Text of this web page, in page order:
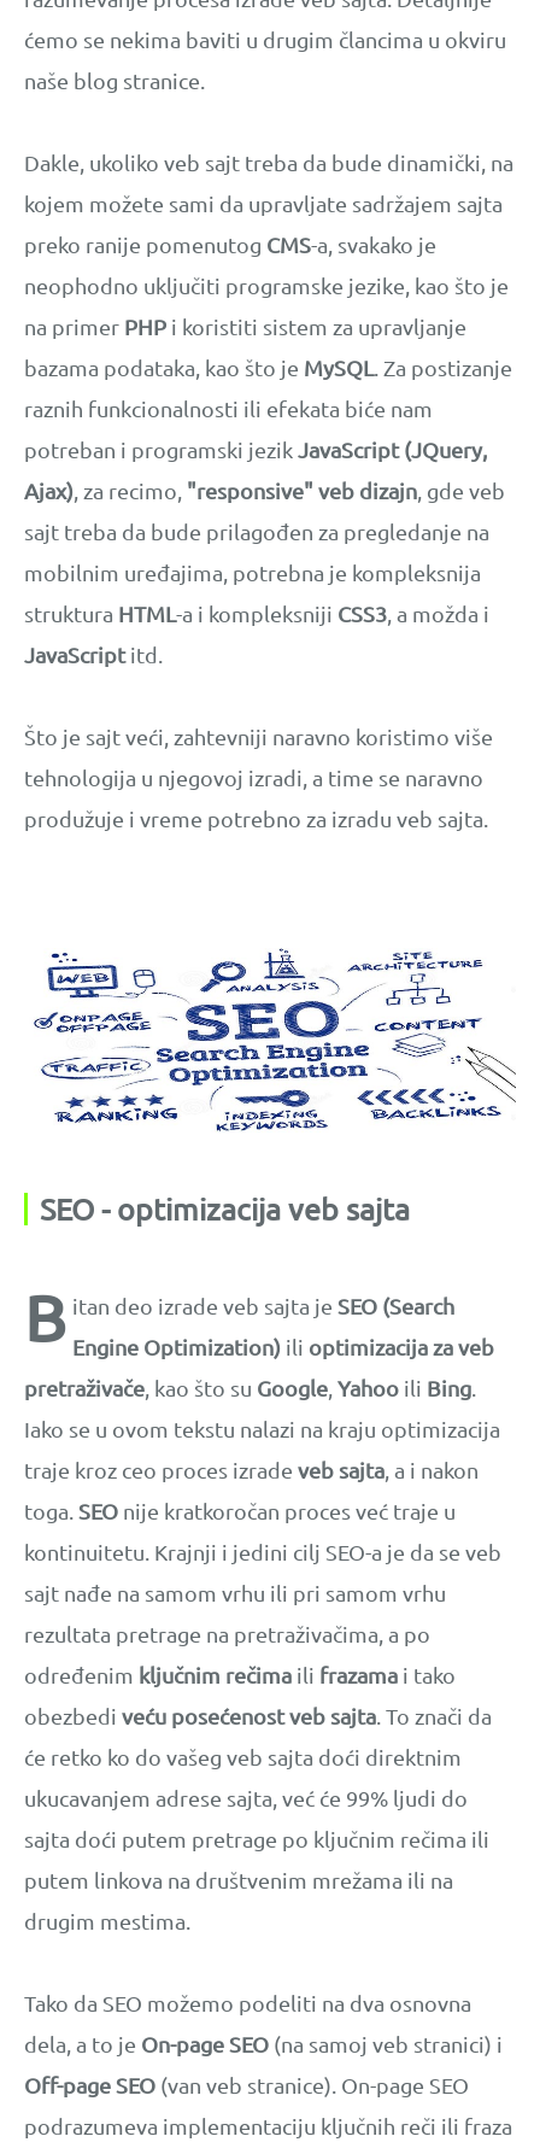
ćemo se nekima baviti u drugim člancima u okviru
naše blog stranice.
Dakle, ukoliko veb sajt treba da bude dinamički, na
kojem možete sami da upravljate sadržajem sajta
preko ranije pomenutog CMS-a, svakako je
neophodno uključiti programske jezike, kao što je
na primer PHP i koristiti sistem za upravljanje
bazama podataka, kao što je MySQL
. Za postizanje
raznih funkcionalnosti ili efekata biće nam
potreban i programski jezik JavaScript (JQuery,
Ajax) , za recimo, "responsive" veb dizajn , gde veb
sajt treba da bude prilagođen za pregledanje na
mobilnim uređajima, potrebna je kompleksnija
struktura HTML -a i kompleksniji CSS3 , a možda i
JavaScriptitd.
Što je sajt veći, zahtevniji naravno koristimo više
tehnologija u njegovoj izradi, a time se naravno
produžuje i vreme potrebno za izradu veb sajta.
SEO - optimizacija veb sajta
B itan deo izrade veb sajta je SEO (Search
Engine Optimization) ili optimizacija za veb
pretraživače , kao što su Google Yahoo ili Bing
Iako se u ovom tekstu nalazi na kraju optimizacija
traje kroz ceo proces izrade veb sajta , a i nakon
toga. SEO nije kratkoročan proces već traje u
kontinuitetu. Krajnji i jedini cilj SEO-a je da se veb
sajt nađe na samom vrhu ili pri samom vrhu
rezultata pretrage na pretraživačima, a po
određenim ključnim rečima ili frazama i tako
obezbedi veću posećenost veb sajta . To znači da
će retko ko do vašeg veb sajta doći direktnim
ukucavanjem adrese sajta, već će 99% ljudi do
sajta doći putem pretrage po ključnim rečima ili
putem linkova na društvenim mrežama ili na
drugim mestima.
Tako da SEO možemo podeliti na dva osnovna
dela, a to je On-page SEO (na samoj veb stranici) i
Off-page SEO (van veb stranice). On-page SEO
podrazumeva implementaciju ključnih reči ili fraza